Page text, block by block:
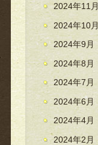
2024年11月
2024年10月
2024年9月
2024年8月
2024年7月
2024年6月
2024年4月
2024年2月